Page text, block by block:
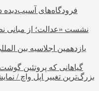
فرودگاه‌های آسیب‌دیده
نشست «عدالت؛ از مبانی
یازدهمین اجلاسیه بین
گیاهانی که پروتئین
بزرگ‌ترین تغییر اپل واچ /